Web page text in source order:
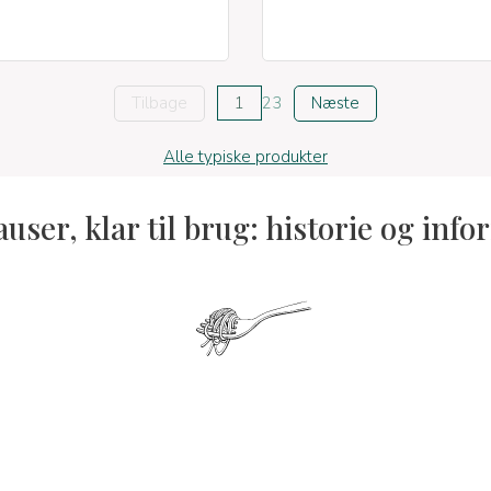
Tilbage 1 23 Næste
Alle typiske produkter
klar til brug: historie og